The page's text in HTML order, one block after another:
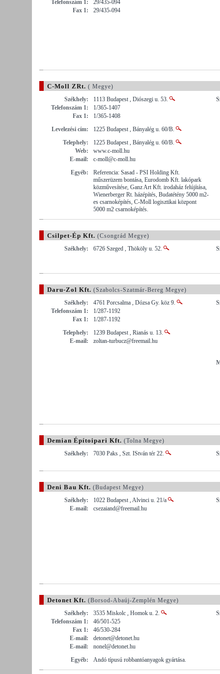
Telefonszám 1:
29/435-094
Fax 1:
29/435-094
C-Moll ZRt. ( Megye)
Székhely:
1113 Budapest , Diószegi u. 53.
Telefonszám 1:
1/365-1407
Fax 1:
1/365-1408
Levelezési cím:
1225 Budapest , Bányalég u. 60/B.
Telephely:
1225 Budapest , Bányalég u. 60/B.
Web:
www.c-moll.hu
E-mail:
c-moll@c-moll.hu
Egyéb:
Referencia: Sasad - PSI Holding Kft.
műszerüzem bontása, Eurodomb Kft. lakópark
közművesítése, Ganz Art Kft. irodaház felújítása,
Wienerberger Rt. házépítés, Budatétény 5000 m2-
es csarnoképítés, C-Moll logisztikai központ
5000 m2 csarnoképítés.
Csilpet-Ép Kft. (Csongrád Megye)
Székhely:
6726 Szeged , Thököly u. 52.
Daru-Zol Kft. (Szabolcs-Szatmár-Bereg Megye)
Székhely:
4761 Porcsalma , Dózsa Gy. köz 9.
Telefonszám 1:
1/287-1192
Fax 1:
1/287-1192
Telephely:
1239 Budapest , Rianás u. 13.
E-mail:
zoltan-turbucz@freemail.hu
Demian Építoipari Kft. (Tolna Megye)
Székhely:
7030 Paks , Szt. IStván tér 22.
Deni Bau Kft. (Budapest Megye)
Székhely:
1022 Budapest , Alvinci u. 21/a
E-mail:
csezaiand@freemail.hu
Detonet Kft. (Borsod-Abaúj-Zemplén Megye)
Székhely:
3535 Miskolc , Homok u. 2.
Telefonszám 1:
46/501-525
Fax 1:
46/530-284
E-mail:
detonet@detonet.hu
E-mail:
nonel@detonet.hu
Egyéb:
Andó típusú robbantóanyagok gyártása.